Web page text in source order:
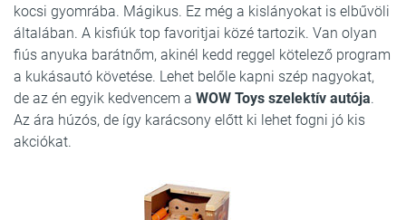
kocsi gyomrába. Mágikus. Ez még a kislányokat is elbűvöli
általában. A kisfiúk top favoritjai közé tartozik. Van olyan
fiús anyuka barátnőm, akinél kedd reggel kötelező program
a kukásautó követése. Lehet belőle kapni szép nagyokat,
de az én egyik kedvencem a WOW Toys szelektív autója.
Az ára húzós, de így karácsony előtt ki lehet fogni jó kis
akciókat.